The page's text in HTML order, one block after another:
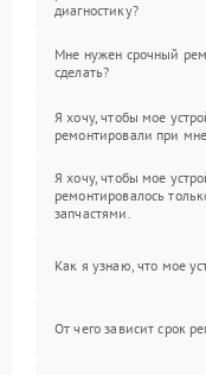
диагностику?
Мне нужен срочный
сделать?
Я хочу, чтобы мое
ремонтировали при мне.
Я хочу, чтобы мое
ремонтировалось
запчастями.
Как я узнаю, что мое
От чего зависит срок